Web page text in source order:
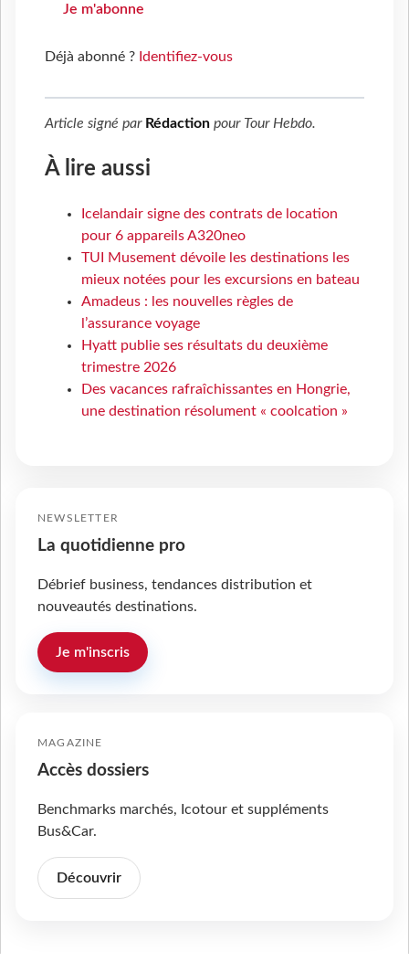
Je m'abonne
Déjà abonné ? Identifiez-vous
Article signé par Rédaction pour Tour Hebdo.
À lire aussi
Icelandair signe des contrats de location
pour 6 appareils A320neo
TUI Musement dévoile les destinations les
mieux notées pour les excursions en bateau
Amadeus : les nouvelles règles de
l’assurance voyage
Hyatt publie ses résultats du deuxième
trimestre 2026
Des vacances rafraîchissantes en Hongrie,
une destination résolument « coolcation »
NEWSLETTER
La quotidienne pro
Débrief business, tendances distribution et
nouveautés destinations.
Je m'inscris
MAGAZINE
Accès dossiers
Benchmarks marchés, Icotour et suppléments
Bus&Car.
Découvrir